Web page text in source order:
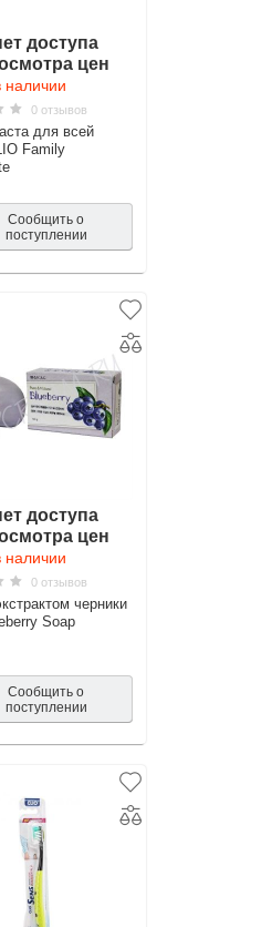
доступа
цен
наличии
0 отзывов
для всей
Family
Сообщить о
поступлении
доступа
цен
наличии
0 отзывов
черники
Soap
Сообщить о
поступлении